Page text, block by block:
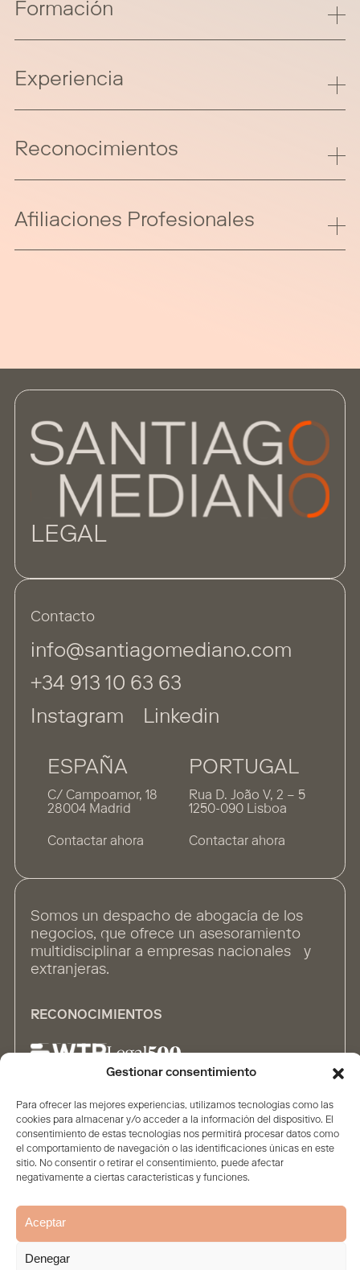
Gestionar consentimiento
Para ofrecer las mejores experiencias, utilizamos tecnologías como las
cookies para almacenar y/o acceder a la información del dispositivo. El
consentimiento de estas tecnologías nos permitirá procesar datos como
el comportamiento de navegación o las identificaciones únicas en este
sitio. No consentir o retirar el consentimiento, puede afectar
negativamente a ciertas características y funciones.
Aceptar
Denegar
Formación
Experiencia
Reconocimientos
Afiliaciones Profesionales
Contacto
info@santiagomediano.com
+34 913 10 63 63
Instagram
Linkedin
ESPAÑA
C/ Campoamor, 18
28004 Madrid
Contactar ahora
PORTUGAL
Rua D. João V, 2 – 5
1250-090 Lisboa
Contactar ahora
LEGAL
Somos un despacho de abogacía de los
negocios, que ofrece un asesoramiento
multidisciplinar a empresas nacionales y
extranjeras.
RECONOCIMIENTOS
ALIANZAS
InicioFirmaContenidosPersonasSoluciones
Aviso legal